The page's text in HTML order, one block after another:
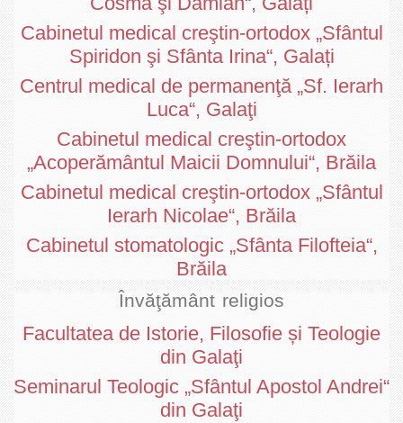
Cabinetul medical creştin-ortodox „Sfântul
Spiridon şi Sfânta Irina“, Galați
Centrul medical de permanenţă „Sf. Ierarh
Luca“, Galaţi
Cabinetul medical creştin-ortodox
„Acoperământul Maicii Domnului“, Brăila
Cabinetul medical creştin-ortodox „Sfântul
Ierarh Nicolae“, Brăila
Cabinetul stomatologic „Sfânta Filofteia“,
Brăila
Învăţământ religios
Facultatea de Istorie, Filosofie și Teologie
din Galaţi
Seminarul Teologic „Sfântul Apostol Andrei“
din Galaţi